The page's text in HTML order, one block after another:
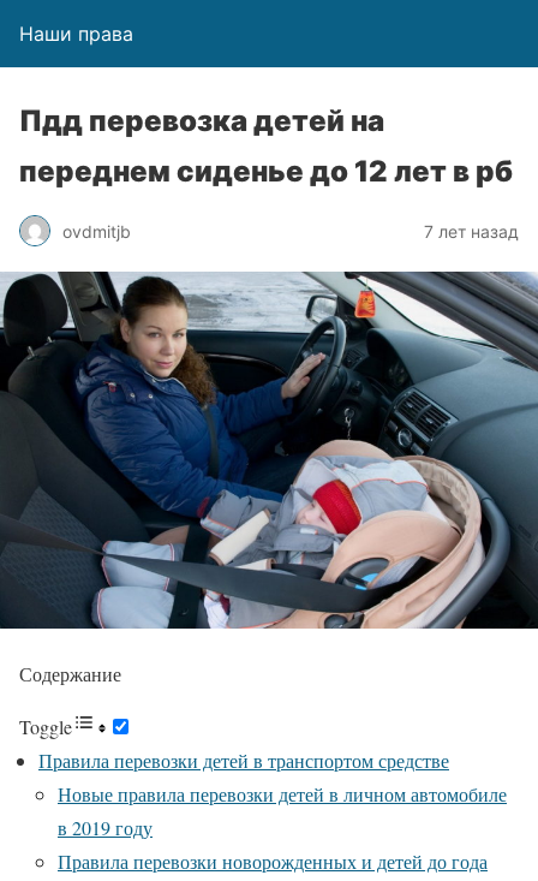
Наши права
Пдд перевозка детей на
переднем сиденье до 12 лет в рб
ovdmitjb 7 лет назад
Содержание
Toggle
Правила перевозки детей в транспортом средстве
Новые правила перевозки детей в личном автомобиле
в 2019 году
Правила перевозки новорожденных и детей до года